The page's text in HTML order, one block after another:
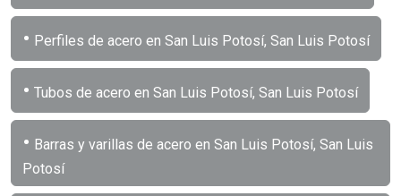
• Perfiles de acero en San Luis Potosí, San Luis Potosí
• Tubos de acero en San Luis Potosí, San Luis Potosí
• Barras y varillas de acero en San Luis Potosí, San Luis
Potosí